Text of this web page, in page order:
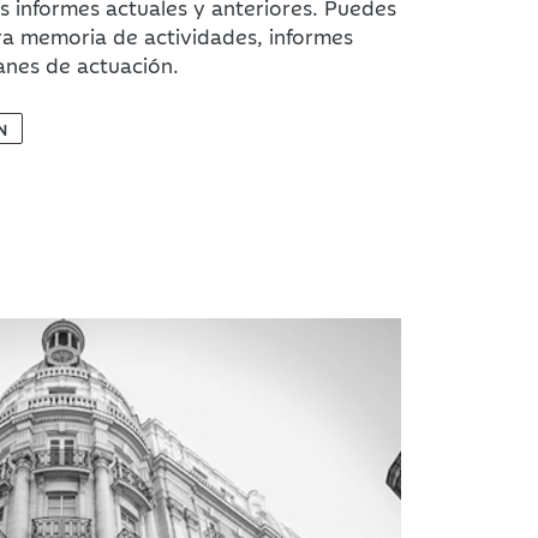
informes actuales y anteriores. Puedes
memoria de actividades, informes
de actuación.